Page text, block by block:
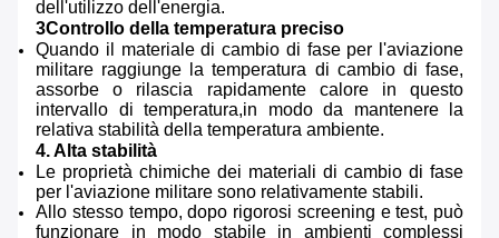
dell'utilizzo dell'energia.
3Controllo della temperatura preciso
Quando il materiale di cambio di fase per l'aviazione
militare raggiunge la temperatura di cambio di fase,
assorbe o rilascia rapidamente calore in questo
intervallo di temperatura,in modo da mantenere la
relativa stabilità della temperatura ambiente.
4. Alta stabilità
Le proprietà chimiche dei materiali di cambio di fase
per l'aviazione militare sono relativamente stabili.
Allo stesso tempo, dopo rigorosi screening e test, può
funzionare in modo stabile in ambienti complessi